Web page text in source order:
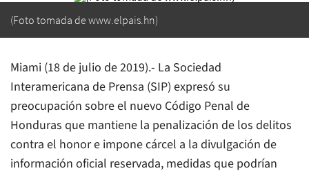
(Foto tomada de www.elpais.hn)
Miami (18 de julio de 2019).- La Sociedad
Interamericana de Prensa (SIP) expresó su
preocupación sobre el nuevo Código Penal de
Honduras que mantiene la penalización de los delitos
contra el honor e impone cárcel a la divulgación de
información oficial reservada, medidas que podrían